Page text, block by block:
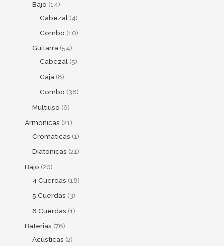
Bajo 14
Cabezal 4
Combo 10
Guitarra 54
Cabezal 5
Caja 8
Combo 38
Multiuso 6
Armonicas 21
Cromaticas 1
Diatonicas 21
Bajo 20
4 Cuerdas 18
5 Cuerdas 3
6 Cuerdas 1
Baterias 76
Acústicas 2